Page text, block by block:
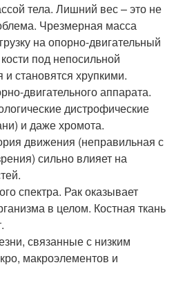
тела. Лишний вес – это не
Чрезмерная масса
на опорно-двигательный
под непосильной
и становятся хрупкими.
двигательного аппарата.
дистрофические
и даже хромота.
движения (неправильная с
сильно влияет на
спектра. Рак оказывает
в целом. Костная ткань
связанные с низким
макроэлементов и